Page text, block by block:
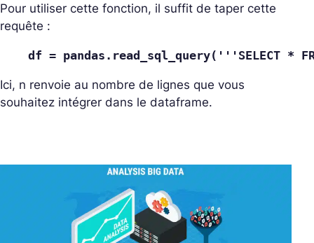
Pour utiliser cette fonction, il suffit de taper cette
requête :
df = pandas.read_sql_query('''SELECT *
Ici, n renvoie au nombre de lignes que vous
souhaitez intégrer dans le dataframe.